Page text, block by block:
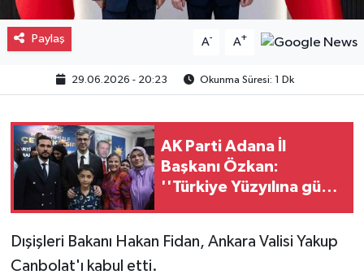
Paylaş A- A+
29.06.2026 - 20:23 Okunma Süresi: 1 Dk
AK Parti Adana İl
Başkanı Özkan:
''Türkiye Yüzyılına güçlü
Dışişleri Bakanı Hakan Fidan, Ankara Valisi Yakup
Canbolat'ı kabul etti.
Eğitim